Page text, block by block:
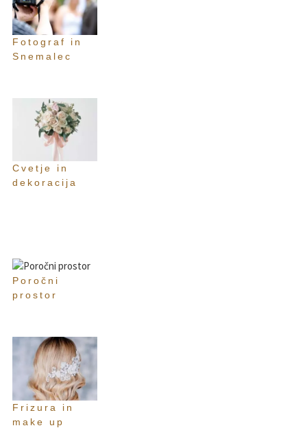
Fotograf in
Snemalec
Cvetje in
dekoracija
Poročni
prostor
Frizura in
make up